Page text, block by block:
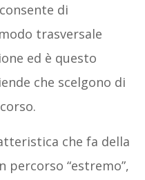
di
trasversale
ed è questo
che scelgono di
che fa della
“estremo”,